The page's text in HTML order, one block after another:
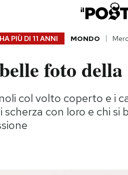
PIÙ DI 11 ANNI MONDO
foto della
col volto coperto e i
scherza con loro e chi si